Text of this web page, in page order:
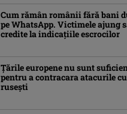
Cum rămân românii fără bani
pe WhatsApp. Victimele ajung
credite la indicațiile escrocilor
Ţările europene nu sunt
pentru a contracara atacurile
ruseşti